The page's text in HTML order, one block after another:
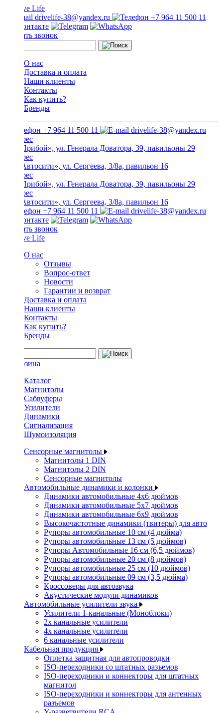
drivelife-38@yandex.ru +7 964 11 500 11
Заказать звонок
О нас
Доставка и оплата
Наши клиенты
Контакты
Как купить?
Бренды
+7 964 11 500 11 drivelife-38@yandex.ru
ТЦ «Прибой», ул. Генерала Доватора, 39, павильоны 29
ТЦ «Автосити», ул. Сергеева, 3/8а, павильон 16
ТЦ «Прибой», ул. Генерала Доватора, 39, павильоны 29
ТЦ «Автосити», ул. Сергеева, 3/8а, павильон 16
+7 964 11 500 11
drivelife-38@yandex.ru
Заказать звонок
О нас
Отзывы
Вопрос-ответ
Новости
Гарантии и возврат
Доставка и оплата
Наши клиенты
Контакты
Как купить?
Бренды
Каталог
Магнитолы
Сабвуферы
Усилители
Динамики
Сигнализация
Шумоизоляция
Сенсорные магнитолы
Магнитолы 1 DIN
Магнитолы 2 DIN
Сенсорные магнитолы
Автомобильные динамики и колонки
Динамики автомобильные 4x6 дюймов
Динамики автомобильные 5x7 дюймов
Динамики автомобильные 6x9 дюймов
Высокочастотные динамики (твитеры) для авто
Рупоры автомобильные 10 см (4 дюйма)
Рупоры автомобильные 13 см (5 дюймов)
Рупоры Автомобильные 16 см (6,5 дюймов)
Рупоры автомобильные 20 см (8 дюймов)
Рупоры автомобильные 25 см (10 дюймов)
Рупоры автомобильные 09 см (3,5 дюйма)
Кроссоверы для автозвука
Акустические модули динамиков
Автомобильные усилители звука
Усилители 1-канальные (Моноблоки)
2х канальные усилители
4х канальные усилители
6 канальные усилители
Кабельная продукция
Оплетка защитная для автопроводки
ISO-переходники со штатных разъемов
ISO-переходники и коннекторы для штатных
магнитол
ISO-переходники и коннекторы для антенных
разъемов